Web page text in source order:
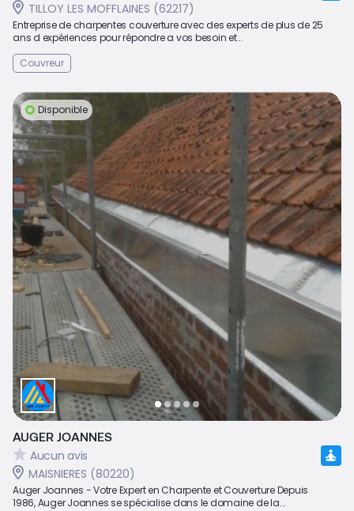
TILLOY LES MOFFLAINES (62217)
Entreprise de charpentes couverture avec des experts de plus de 25
ans d expériences pour répondre a vos besoin et...
Couvreur
Disponible
AUGER JOANNES
Aucun avis
MAISNIERES (80220)
Auger Joannes - Votre Expert en Charpente et Couverture Depuis
1986, Auger Joannes se spécialise dans le domaine de la...